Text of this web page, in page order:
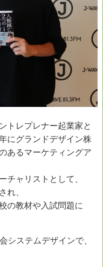
トレプレナー起業家と
にグランドデザイン株
あるマーケティングア
チャリストとして、
れ、
の教材や入試問題に
システムデザインで、